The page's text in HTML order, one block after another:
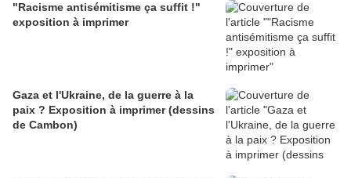
"Racisme antisémitisme ça suffit !"
exposition à imprimer
Gaza et l'Ukraine, de la guerre à la
paix ? Exposition à imprimer (dessins
de Cambon)